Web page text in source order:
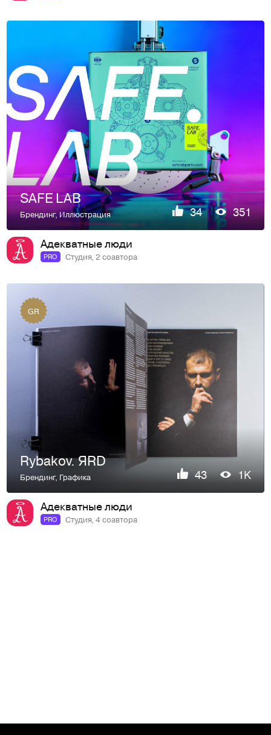
SAFE LAB
Брендинг,Иллюстрация 34 351
Адекватные люди
PRO Студия, 2 соавтора
GR
Rybakov. ЯRD
Брендинг, Графика 43 1K
Адекватные люди
PRO Студия, 4 соавтора